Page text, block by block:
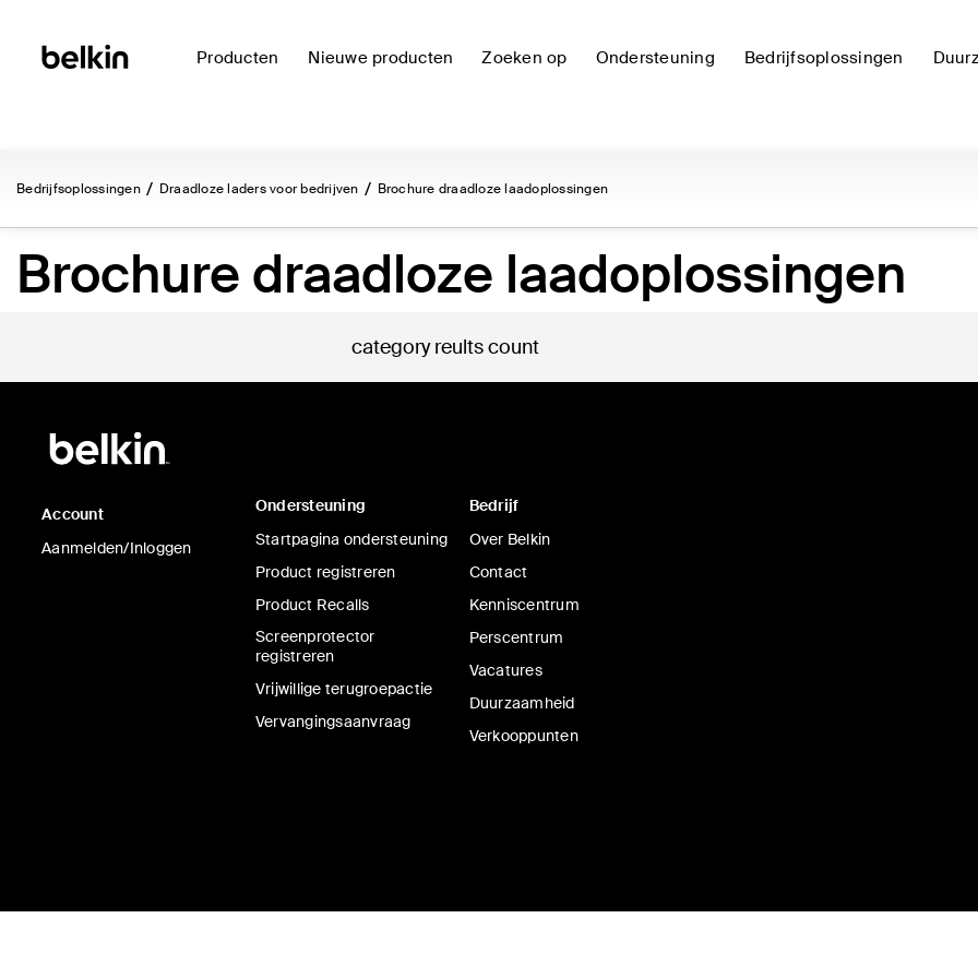
Producten Nieuwe producten Zoeken op Ondersteuning Bedrijfsoplossingen
Bedrijfsoplossingen Draadloze laders voor bedrijven Brochure draadloze laadoplossingen
Brochure draadloze laadoplossingen
category reults count
Account
Aanmelden/Inloggen
Ondersteuning
Startpagina ondersteuning
Product registreren
Product Recalls
Screenprotector
registreren
Vrijwillige terugroepactie
Vervangingsaanvraag
Bedrijf
Over Belkin
Contact
Kenniscentrum
Perscentrum
Vacatures
Duurzaamheid
Verkooppunten